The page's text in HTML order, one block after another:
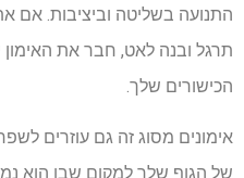
התנועה בשליטה וביציבות. אם
תרגל ובנה לאט, חבר את האימון
הכישורים שלך.
אימונים מסוג זה גם עוזרים
של הגוף שלך למקום שבו הוא